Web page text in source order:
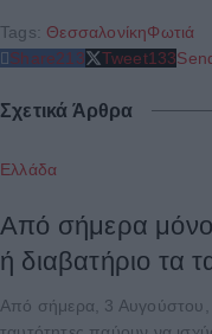
Tags: ΘεσσαλονίκηΦωτιά
Share213 Tweet133
Σχετικά Άρθρα
Ελλάδα
Από σήμερα μόνο
ή διαβατήριο τα
Από σήμερα, 3 Αυγούστου,